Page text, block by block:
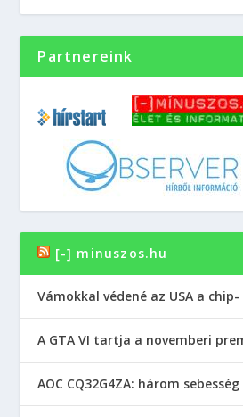
Partnereink
[-] minuszos.hu
Vámokkal védené az USA a
A GTA VI tartja a novemberi
AOC CQ32G4ZA: három